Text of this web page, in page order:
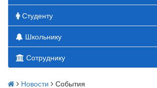
Студенту
Школьнику
Сотруднику
Новости События